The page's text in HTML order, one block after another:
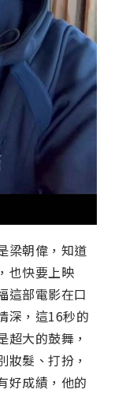
梁朝偉，知道
也快要上映
這部電影在口
深，這16秒的
超大的鼓舞，
髮、打扮，
好成績，他的